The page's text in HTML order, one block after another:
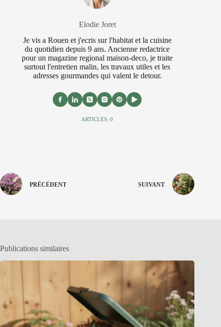
Elodie Joret
Je vis a Rouen et j'ecris sur l'habitat et la cuisine
du quotidien depuis 9 ans. Ancienne redactrice
pour un magazine regional maison-deco, je traite
surtout l'entretien malin, les travaux utiles et les
adresses gourmandes qui valent le detour.
ARTICLES: 0
PRÉCÉDENT SUIVANT
Publications similaires